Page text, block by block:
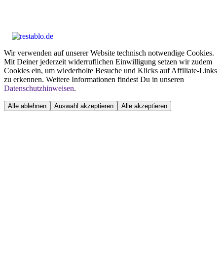
Wir verwenden auf unserer Website technisch notwendige Cookies.
Mit Deiner jederzeit widerruflichen Einwilligung setzen wir zudem
Cookies ein, um wiederholte Besuche und Klicks auf Affiliate-Links
zu erkennen. Weitere Informationen findest Du in unseren
Datenschutzhinweisen.
Alle ablehnen Auswahl akzeptieren Alle akzeptieren